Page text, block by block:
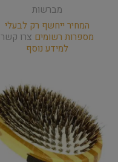
מברשות
המחיר ייחשף רק לבעלי
מספרות רשומים צרו קשר
למידע נוסף